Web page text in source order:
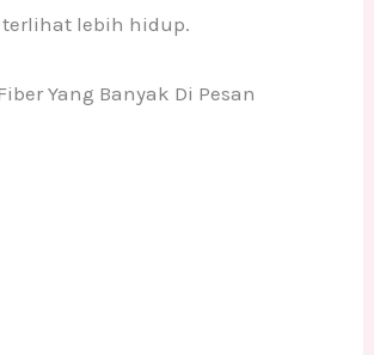
lebih hidup.
Yang Banyak Di Pesan